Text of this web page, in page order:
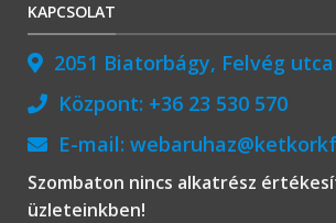
KAPCSOLAT
2051 Biatorbágy, Felvég utca
Központ: +36 23 530 570
E-mail:
Szombaton nincs alkatrész
üzleteinkben!